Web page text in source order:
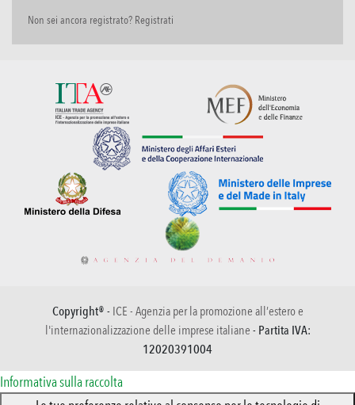
Non sei ancora registrato? Registrati
Copyright® - ICE - Agenzia per la promozione all’estero e
l'internazionalizzazione delle imprese italiane - Partita IVA:
12020391004
Informativa sulla raccolta